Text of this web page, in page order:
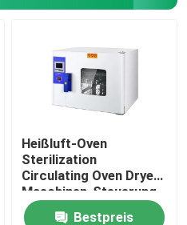
Heißluft-Oven
Sterilization
Circulating Oven Dryer-
Maschinen-Steuerung
DHG
Bestpreis